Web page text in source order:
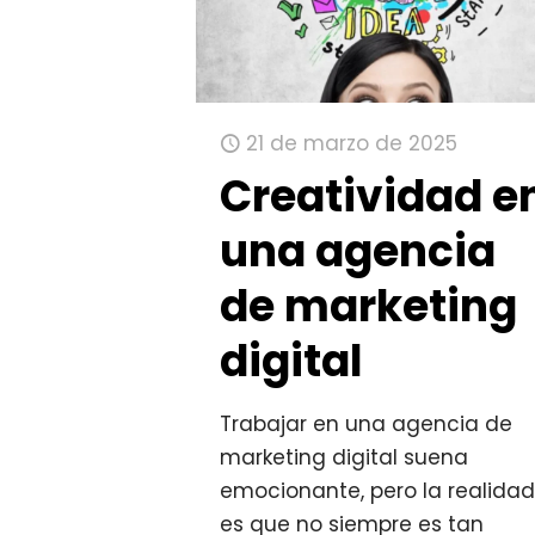
21 de marzo de 2025
Creatividad
una agencia
de marketing
digital
Trabajar en una agencia de
marketing digital suena
emocionante, pero la realidad
es que no siempre es tan